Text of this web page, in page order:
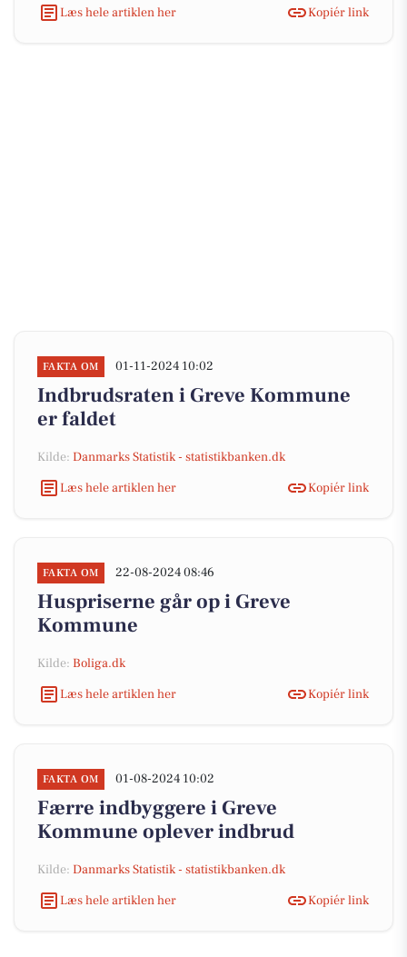
Læs hele artiklen her Kopiér link
FAKTA OM 01-11-2024 10:02
Indbrudsraten i Greve Kommune
er faldet
Kilde: Danmarks Statistik - statistikbanken.dk
Læs hele artiklen her
Kopiér link
FAKTA OM 22-08-2024 08:46
Huspriserne går op i Greve
Kommune
Kilde: Boliga.dk
Læs hele artiklen her
Kopiér link
FAKTA OM 01-08-2024 10:02
Færre indbyggere i Greve
Kommune oplever indbrud
Kilde: Danmarks Statistik - statistikbanken.dk
Læs hele artiklen her
Kopiér link